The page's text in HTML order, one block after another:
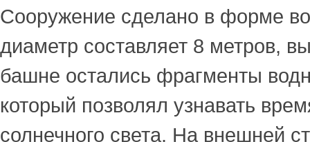
Сооружение сделано в форме
диаметр составляет 8 метров,
башне остались фрагменты
который позволял узнавать
солнечного света. На внешней